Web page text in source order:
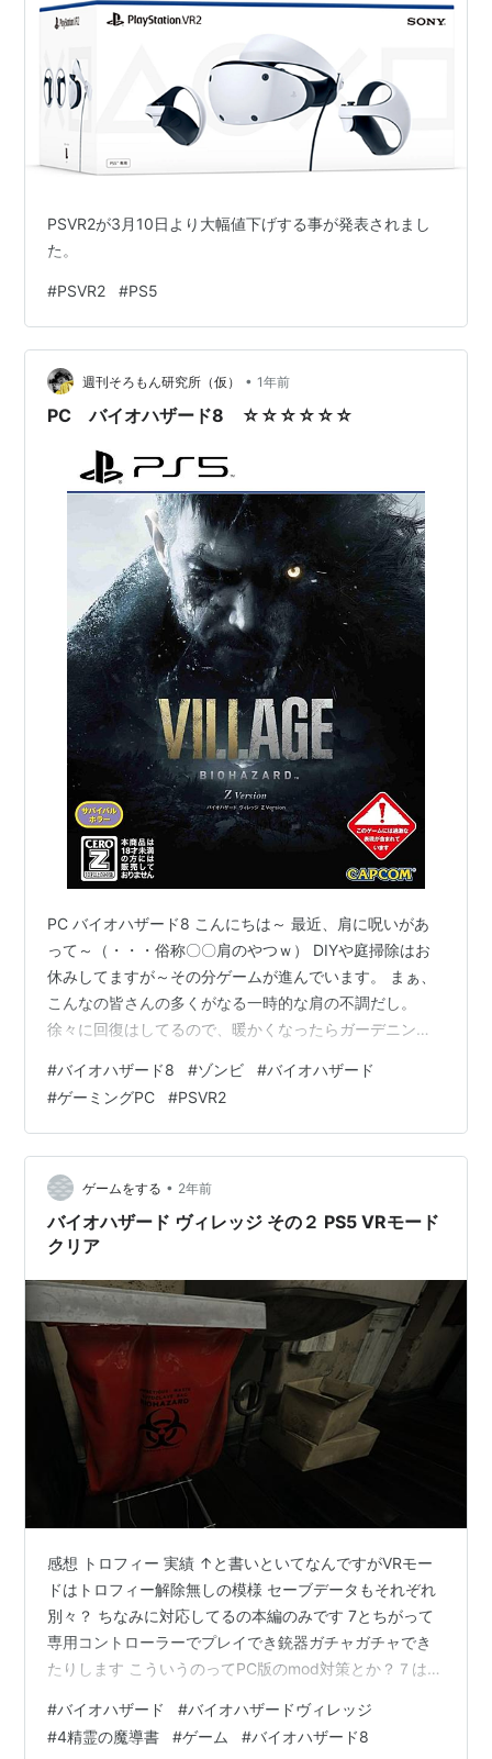
PSVR2が3月10日より大幅値下げする事が発表されまし
た。
#PSVR2 #PS5
週刊そろもん研究所（仮） • 1年前
PC バイオハザード8 ☆☆☆☆☆☆
PC バイオハザード8 こんにちは～ 最近、肩に呪いがあ
って～（・・・俗称〇〇肩のやつｗ） DIYや庭掃除はお
休みしてますが～その分ゲームが進んでいます。 まぁ、
こんなの皆さんの多くがなる一時的な肩の不調だし。
徐々に回復はしてるので、暖かくなったらガーデニング
いかな～？』とシャナクが待ち遠しいこの頃～ｗｗｗ 期
待していなかったけど神ゲーだった 確かリリース
時・・・変なCMやっていたしｗｗｗ 正直『バイオRE4よ
りも面白くないんじゃね？』と期待感ゼロでｗ 『PSVR2
で真価が発揮されるだろうし、VRでやりたかったな…』
という思いも強く。 半信…
#バイオハザード8 #ゾンビ #バイオハザード
#ゲーミングPC #PSVR2
ゲームをする • 2年前
バイオハザード ヴィレッジ その２ PS5 VRモード
クリア
感想 トロフィー 実績 ↑と書いといてなんですがVRモー
ドはトロフィー解除無しの模様 セーブデータもそれぞれ
別々？ ちなみに対応してるの本編のみです 7とちがって
専用コントローラーでプレイでき銃器ガチャガチャでき
たりします こういうのってPC版のmod対策とか？７はヘ
だけな仕様だったような気がするし まぁ専用コントロー
ラー使えれば銃器のいじりも簡単ですし何にせよおかし
#バイオハザード #バイオハザードヴィレッジ
#4精霊の魔導書 #ゲーム #バイオハザード8